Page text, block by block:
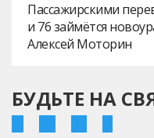
Пассажирскими
и 76 займётся
Алексей Моторин
БУДЬТЕ НА